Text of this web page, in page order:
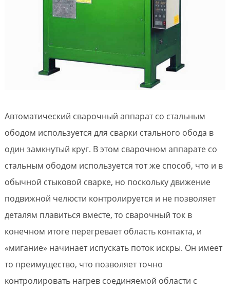
Автоматический сварочный аппарат со стальным
ободом используется для сварки стального обода в
один замкнутый круг. В этом сварочном аппарате со
стальным ободом используется тот же способ, что и в
обычной стыковой сварке, но поскольку движение
подвижной челюсти контролируется и не позволяет
деталям плавиться вместе, то сварочный ток в
конечном итоге перегревает область контакта, и
«мигание» начинает испускать поток искры. Он имеет
то преимущество, что позволяет точно
контролировать нагрев соединяемой области с